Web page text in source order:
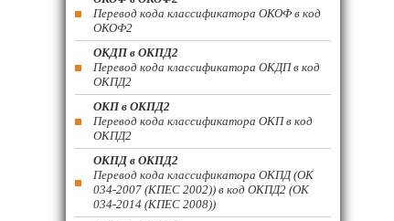
Перевод кода классификатора ОКОФ в код
ОКОФ2
ОКДП в ОКПД2
Перевод кода классификатора ОКДП в код
ОКПД2
ОКП в ОКПД2
Перевод кода классификатора ОКП в код
ОКПД2
ОКПД в ОКПД2
Перевод кода классификатора ОКПД (ОК
034-2007 (КПЕС 2002)) в код ОКПД2 (ОК
034-2014 (КПЕС 2008))